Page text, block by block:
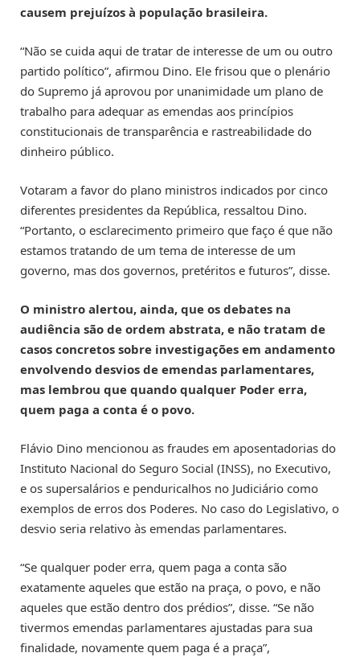
causem prejuízos à população brasileira.
“Não se cuida aqui de tratar de interesse de um ou outro
partido político”, afirmou Dino. Ele frisou que o plenário
do Supremo já aprovou por unanimidade um plano de
trabalho para adequar as emendas aos princípios
constitucionais de transparência e rastreabilidade do
dinheiro público.
Votaram a favor do plano ministros indicados por cinco
diferentes presidentes da República, ressaltou Dino.
“Portanto, o esclarecimento primeiro que faço é que não
estamos tratando de um tema de interesse de um
governo, mas dos governos, pretéritos e futuros”, disse.
O ministro alertou, ainda, que os debates na
audiência são de ordem abstrata, e não tratam de
casos concretos sobre investigações em andamento
envolvendo desvios de emendas parlamentares,
mas lembrou que quando qualquer Poder erra,
quem paga a conta é o povo.
Flávio Dino mencionou as fraudes em aposentadorias do
Instituto Nacional do Seguro Social (INSS), no Executivo,
e os supersalários e penduricalhos no Judiciário como
exemplos de erros dos Poderes. No caso do Legislativo, o
desvio seria relativo às emendas parlamentares.
“Se qualquer poder erra, quem paga a conta são
exatamente aqueles que estão na praça, o povo, e não
aqueles que estão dentro dos prédios”, disse. “Se não
tivermos emendas parlamentares ajustadas para sua
finalidade, novamente quem paga é a praça”,